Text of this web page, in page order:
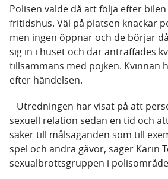
Polisen valde då att följa efter
fritidshus. Väl på platsen knackar
men ingen öppnar och de börjar
sig in i huset och där anträffades
tillsammans med pojken. Kvinnan
efter händelsen.
– Utredningen har visat på att
sexuell relation sedan en tid och
saker till målsäganden som till
spel och andra gåvor, säger Karin
sexualbrottsgruppen i